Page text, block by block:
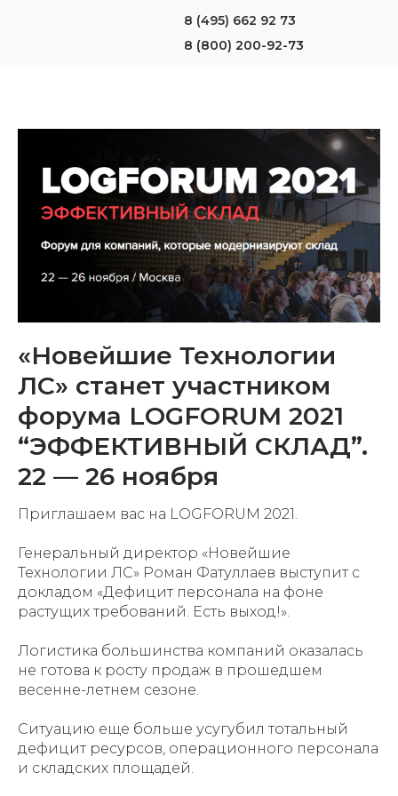
8 (495) 662 92 73
«Новейшие Технологии
ЛС» станет участником
форума LOGFORUM 2021
“ЭФФЕКТИВНЫЙ СКЛАД”.
22 — 26 ноября
Приглашаем вас на LOGFORUM 2021.
Генеральный директор «Новейшие
Технологии ЛС» Роман Фатуллаев выступит с
докладом «Дефицит персонала на фоне
растущих требований. Есть выход!».
Логистика большинства компаний оказалась
не готова к росту продаж в прошедшем
весенне-летнем сезоне.
Ситуацию еще больше усугубил тотальный
дефицит ресурсов, операционного персонала
и складских площадей.